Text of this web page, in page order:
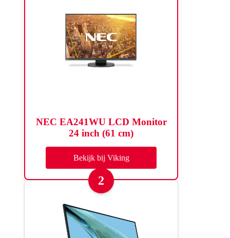
NEC EA241WU LCD Monitor
24 inch (61 cm)
Bekijk bij Viking
2